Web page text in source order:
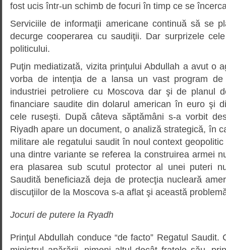
fost ucis într-un schimb de focuri în timp ce se
Serviciile de informaţii americane continuă să se
decurge cooperarea cu saudiţii. Dar surprizele
politicului.
Puţin mediatizată, vizita prinţului Abdullah a avut o
vorba de intenţia de a lansa un vast program de
industriei petroliere cu Moscova dar şi de planul
financiare saudite din dolarul american în euro şi
cele ruseşti. După câteva săptămâni s-a vorbit
Riyadh apare un document, o analiză strategică, în
militare ale regatului saudit în noul context
una dintre variante se referea la construirea armei
era plasarea sub scutul protector al unei puteri
Saudită beneficiază deja de protecţia nucleară
discuţiilor de la Moscova s-a aflat şi această
Jocuri de putere la Ryadh
Prinţul Abdullah conduce “de facto” Regatul